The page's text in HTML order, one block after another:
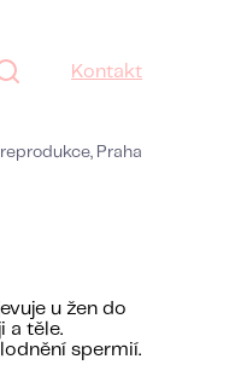
Kontakt
Praha
u žen do
a těle.
spermií.